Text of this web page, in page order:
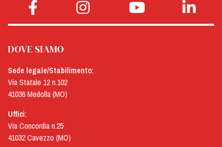
DOVE SIAMO
Sede legale/Stabilimento:
Via Statale 12 n.102
41036 Medolla (MO)
Uffici:
Via Concordia n.25
41032 Cavezzo (MO)